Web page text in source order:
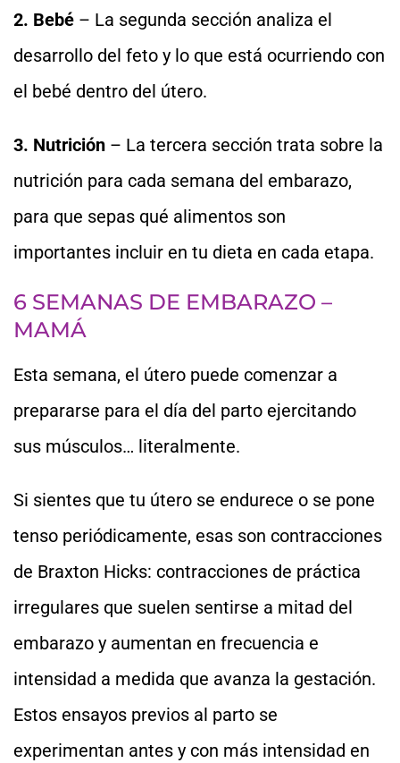
2. Bebé – La segunda sección analiza el
desarrollo del feto y lo que está ocurriendo con
el bebé dentro del útero.
3. Nutrición – La tercera sección trata sobre la
nutrición para cada semana del embarazo,
para que sepas qué alimentos son
importantes incluir en tu dieta en cada etapa.
6 SEMANAS DE EMBARAZO –
MAMÁ
Esta semana, el útero puede comenzar a
prepararse para el día del parto ejercitando
sus músculos… literalmente.
Si sientes que tu útero se endurece o se pone
tenso periódicamente, esas son contracciones
de Braxton Hicks: contracciones de práctica
irregulares que suelen sentirse a mitad del
embarazo y aumentan en frecuencia e
intensidad a medida que avanza la gestación.
Estos ensayos previos al parto se
experimentan antes y con más intensidad en